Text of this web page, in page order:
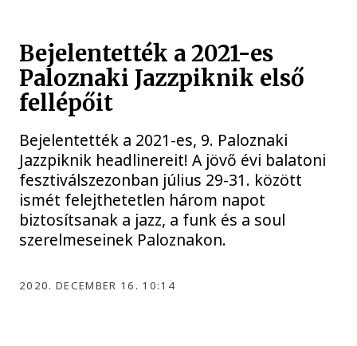
Bejelentették a 2021-es
Paloznaki Jazzpiknik első
fellépőit
Bejelentették a 2021-es, 9. Paloznaki
Jazzpiknik headlinereit! A jövő évi balatoni
fesztiválszezonban július 29-31. között
ismét felejthetetlen három napot
biztosítsanak a jazz, a funk és a soul
szerelmeseinek Paloznakon.
2020. DECEMBER 16. 10:14